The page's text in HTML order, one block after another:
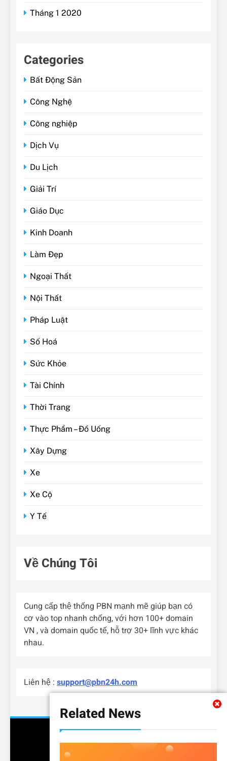
Related News
Tháng 1 2020
Categories
Bất Động Sản
Công Nghệ
Công nghiệp
Dịch Vụ
Du Lịch
Giải Trí
Giáo Dục
Kinh Doanh
Làm Đẹp
Ngoại Thất
Nội Thất
Pháp Luật
Số Hoá
Sức Khỏe
Tài Chính
Thời Trang
Thực Phẩm – Đồ Uống
Xây Dựng
Xe
Xe Cộ
Y Tế
Về Chúng Tôi
Cung cấp thệ thống PBN mạnh mẽ giúp bạn có
cơ vào top nhanh chống, với hơn 100+ domain
VN , và domain quốc tế, hỗ trợ 30+ lĩnh vực khác
nhau.
Liên hệ : support@pbn24h.com